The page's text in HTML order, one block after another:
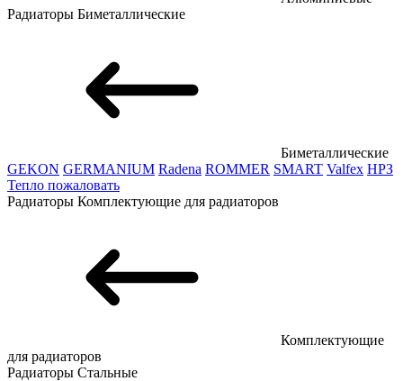
Радиаторы Биметаллические
Биметаллические
GEKON GERMANIUM Radena ROMMER SMART Valfex НРЗ
Тепло пожаловать
Радиаторы Комплектующие для радиаторов
Комплектующие
для радиаторов
Радиаторы Стальные